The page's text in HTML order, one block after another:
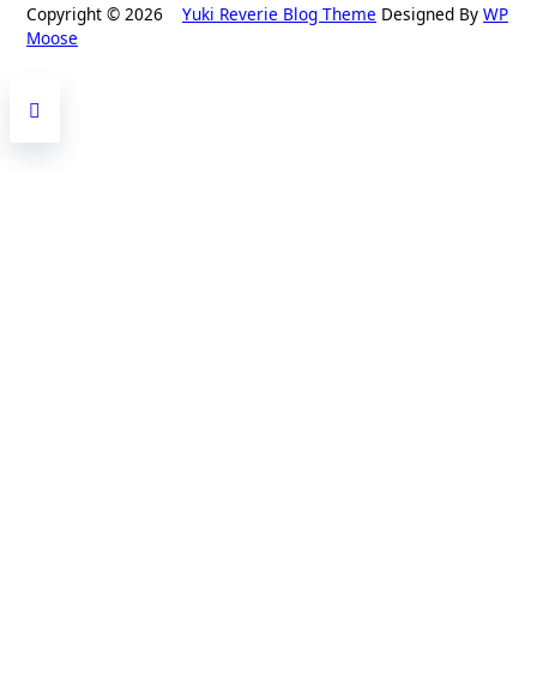
Copyright © 2026 Yuki Reverie Blog Theme Designed By WP
Moose